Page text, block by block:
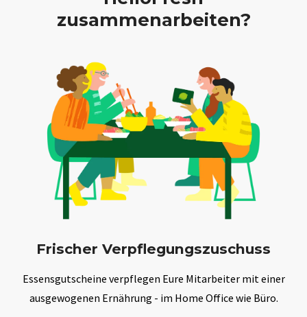
zusammenarbeiten?
Frischer Verpflegungszuschuss
Essensgutscheine verpflegen Eure Mitarbeiter mit einer
ausgewogenen Ernährung - im Home Office wie Büro.